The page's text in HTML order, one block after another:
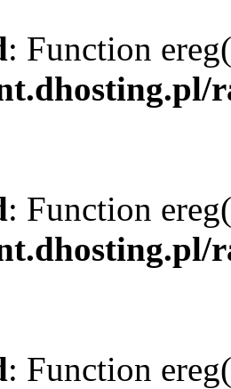
: Function
: Function
: Function